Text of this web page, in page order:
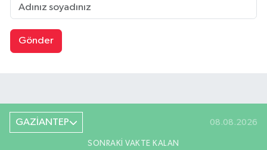
Gönder
GAZİANTEP 08.08.2026
SONRAKI VAKTE KALAN